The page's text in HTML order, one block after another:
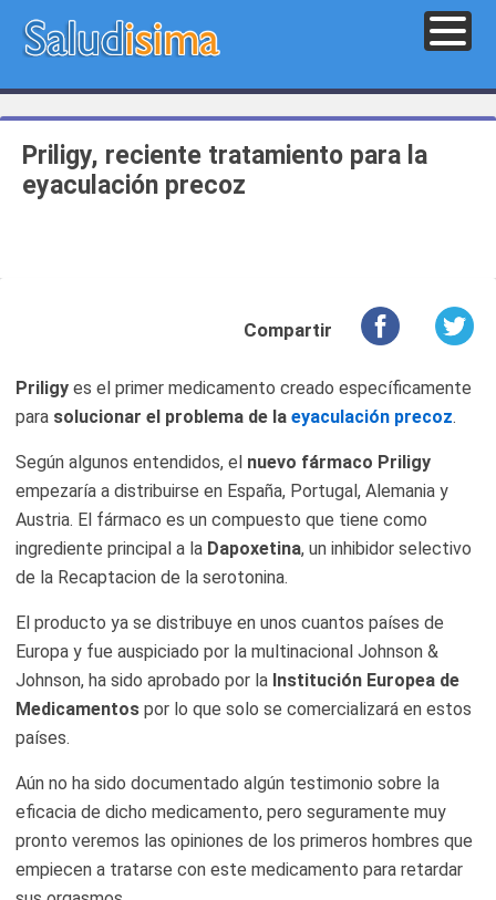
Priligy, reciente tratamiento para la
eyaculación precoz
Compartir
Priligy es el primer medicamento creado específicamente
para solucionar el problema de la eyaculación precoz.
Según algunos entendidos, el nuevo fármaco Priligy
empezaría a distribuirse en España, Portugal, Alemania y
Austria. El fármaco es un compuesto que tiene como
ingrediente principal a la Dapoxetina, un inhibidor selectivo
de la Recaptacion de la serotonina.
El producto ya se distribuye en unos cuantos países de
Europa y fue auspiciado por la multinacional Johnson &
Johnson, ha sido aprobado por la Institución Europea de
Medicamentos por lo que solo se comercializará en estos
países.
Aún no ha sido documentado algún testimonio sobre la
eficacia de dicho medicamento, pero seguramente muy
pronto veremos las opiniones de los primeros hombres que
empiecen a tratarse con este medicamento para retardar